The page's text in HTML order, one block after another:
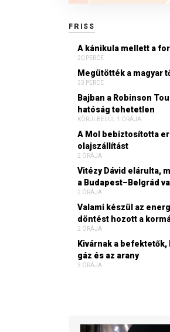
FRISS
A kánikula mellett a
20 PERCE
Megütötték a magyar
33 PERCE
Bajban a Robinson
hatóság tehetetlen
KÖRÜLBELÜL 1 ÓRÁJA
A Mol bebiztosította
olajszállítást
2 ÓRÁJA
Vitézy Dávid elárulta,
a Budapest–Belgrád
2 ÓRÁJA
Valami készül az
döntést hozott a
2 ÓRÁJA
Kivárnak a
gáz és az arany
3 ÓRÁJA